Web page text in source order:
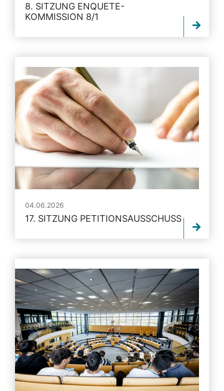
8. SITZUNG ENQUETE-
KOMMISSION 8/1
04.06.2026
17. SITZUNG PETITIONSAUSSCHUSS